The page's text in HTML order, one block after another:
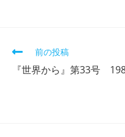
そ
の
他
前の投稿
『世界から』第33号